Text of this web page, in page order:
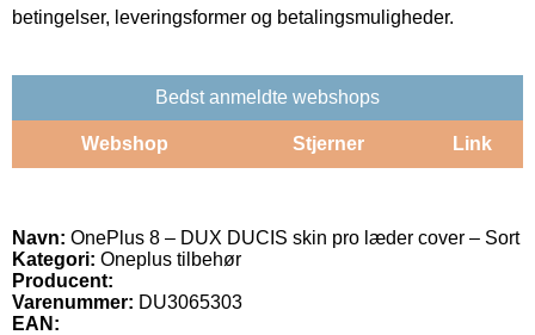
betingelser, leveringsformer og betalingsmuligheder.
Bedst anmeldte webshops
Webshop Stjerner Link
Navn: OnePlus 8 – DUX DUCIS skin pro læder cover – Sort
Kategori: Oneplus tilbehør
Producent:
Varenummer: DU3065303
EAN: